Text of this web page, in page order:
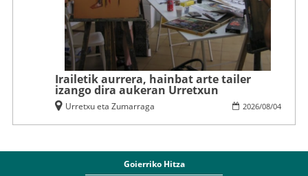
Irailetik aurrera, hainbat arte tailer
izango dira aukeran Urretxun
2026/08/04
Urretxu eta Zumarraga
Goierriko Hitza